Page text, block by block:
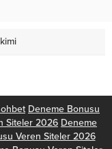
Deneme Bonusu
Siteler 2026 Deneme
Veren Siteler 2026